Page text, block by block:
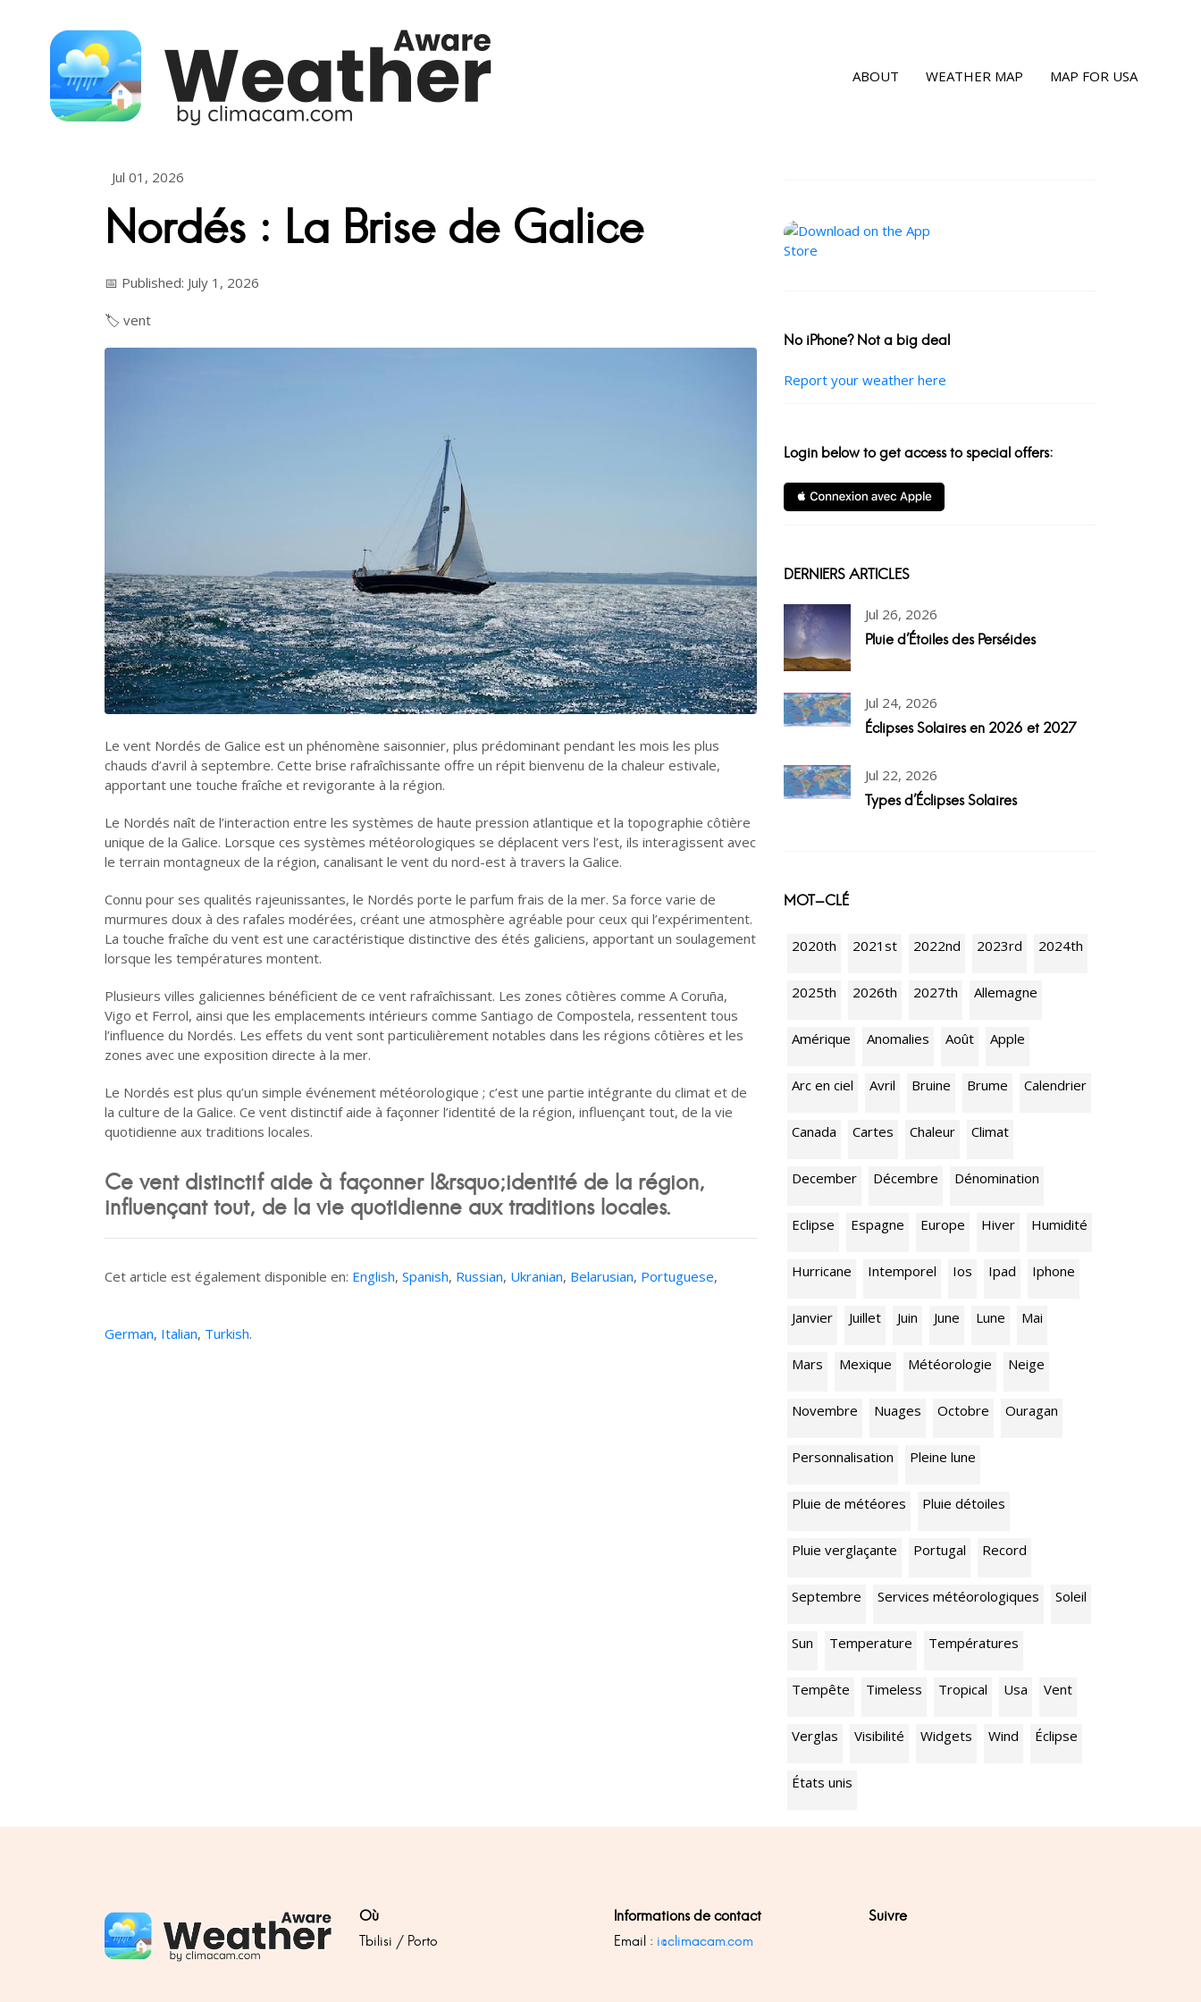
ABOUT WEATHER MAP MAP FOR USA
Jul 01, 2026
Nordés : La Brise de Galice
📅 Published: July 1, 2026
🏷️ vent
Le vent Nordés de Galice est un phénomène saisonnier, plus prédominant pendant les mois les plus
chauds d’avril à septembre. Cette brise rafraîchissante offre un répit bienvenu de la chaleur estivale,
apportant une touche fraîche et revigorante à la région.
Le Nordés naît de l’interaction entre les systèmes de haute pression atlantique et la topographie côtière
unique de la Galice. Lorsque ces systèmes météorologiques se déplacent vers l’est, ils interagissent avec
le terrain montagneux de la région, canalisant le vent du nord-est à travers la Galice.
Connu pour ses qualités rajeunissantes, le Nordés porte le parfum frais de la mer. Sa force varie de
murmures doux à des rafales modérées, créant une atmosphère agréable pour ceux qui l’expérimentent.
La touche fraîche du vent est une caractéristique distinctive des étés galiciens, apportant un soulagement
lorsque les températures montent.
Plusieurs villes galiciennes bénéficient de ce vent rafraîchissant. Les zones côtières comme A Coruña,
Vigo et Ferrol, ainsi que les emplacements intérieurs comme Santiago de Compostela, ressentent tous
l’influence du Nordés. Les effets du vent sont particulièrement notables dans les régions côtières et les
zones avec une exposition directe à la mer.
Le Nordés est plus qu’un simple événement météorologique ; c’est une partie intégrante du climat et de
la culture de la Galice. Ce vent distinctif aide à façonner l’identité de la région, influençant tout, de la vie
quotidienne aux traditions locales.
Ce vent distinctif aide à façonner l&rsquo;identité de la région,
influençant tout, de la vie quotidienne aux traditions locales.
Cet article est également disponible en: English, Spanish, Russian, Ukranian, Belarusian, Portuguese,
German, Italian, Turkish.
No iPhone? Not a big deal
Report your weather here
Login below to get access to special offers:
DERNIERS ARTICLES
Jul 26, 2026
Pluie d'Étoiles des Perséides
Jul 24, 2026
Éclipses Solaires en 2026 et 2027
Jul 22, 2026
Types d'Éclipses Solaires
MOT-CLÉ
2020th 2021st 2022nd 2023rd 2024th
2025th 2026th 2027th Allemagne
Amérique Anomalies Août Apple
Arc en ciel Avril Bruine Brume Calendrier
Canada Cartes Chaleur Climat
December Décembre Dénomination
Eclipse Espagne Europe Hiver Humidité
Hurricane Intemporel Ios Ipad Iphone
Janvier Juillet Juin June Lune Mai
Mars Mexique Météorologie Neige
Novembre Nuages Octobre Ouragan
Personnalisation Pleine lune
Pluie de météores Pluie détoiles
Pluie verglaçante Portugal Record
Septembre Services météorologiques Soleil
Sun Temperature Températures
Tempête Timeless Tropical Usa Vent
Verglas Visibilité Widgets Wind Éclipse
États unis
Où
Tbilisi / Porto
Informations de contact
Email : i@climacam.com
Suivre